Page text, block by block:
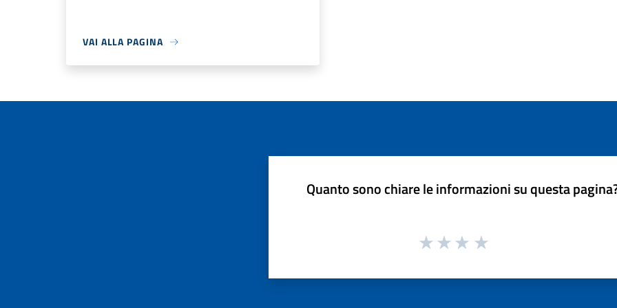
VAI ALLA PAGINA
Quanto sono chiare le informazioni su questa